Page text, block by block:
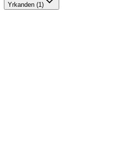
Yrkanden (1)